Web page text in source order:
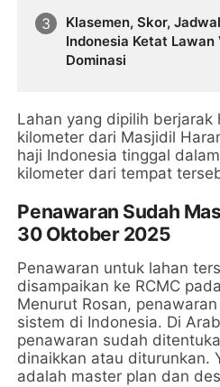
Klasemen, Skor,
Indonesia Ketat
Dominasi
Lahan yang dipilih berjarak
kilometer dari Masjidil
haji Indonesia tinggal
kilometer dari tempat
Penawaran Sudah
30 Oktober 2025
Penawaran untuk lahan
disampaikan ke RCMC
Menurut Rosan,
sistem di Indonesia. Di
penawaran sudah
dinaikkan atau diturunkan.
adalah master plan dan